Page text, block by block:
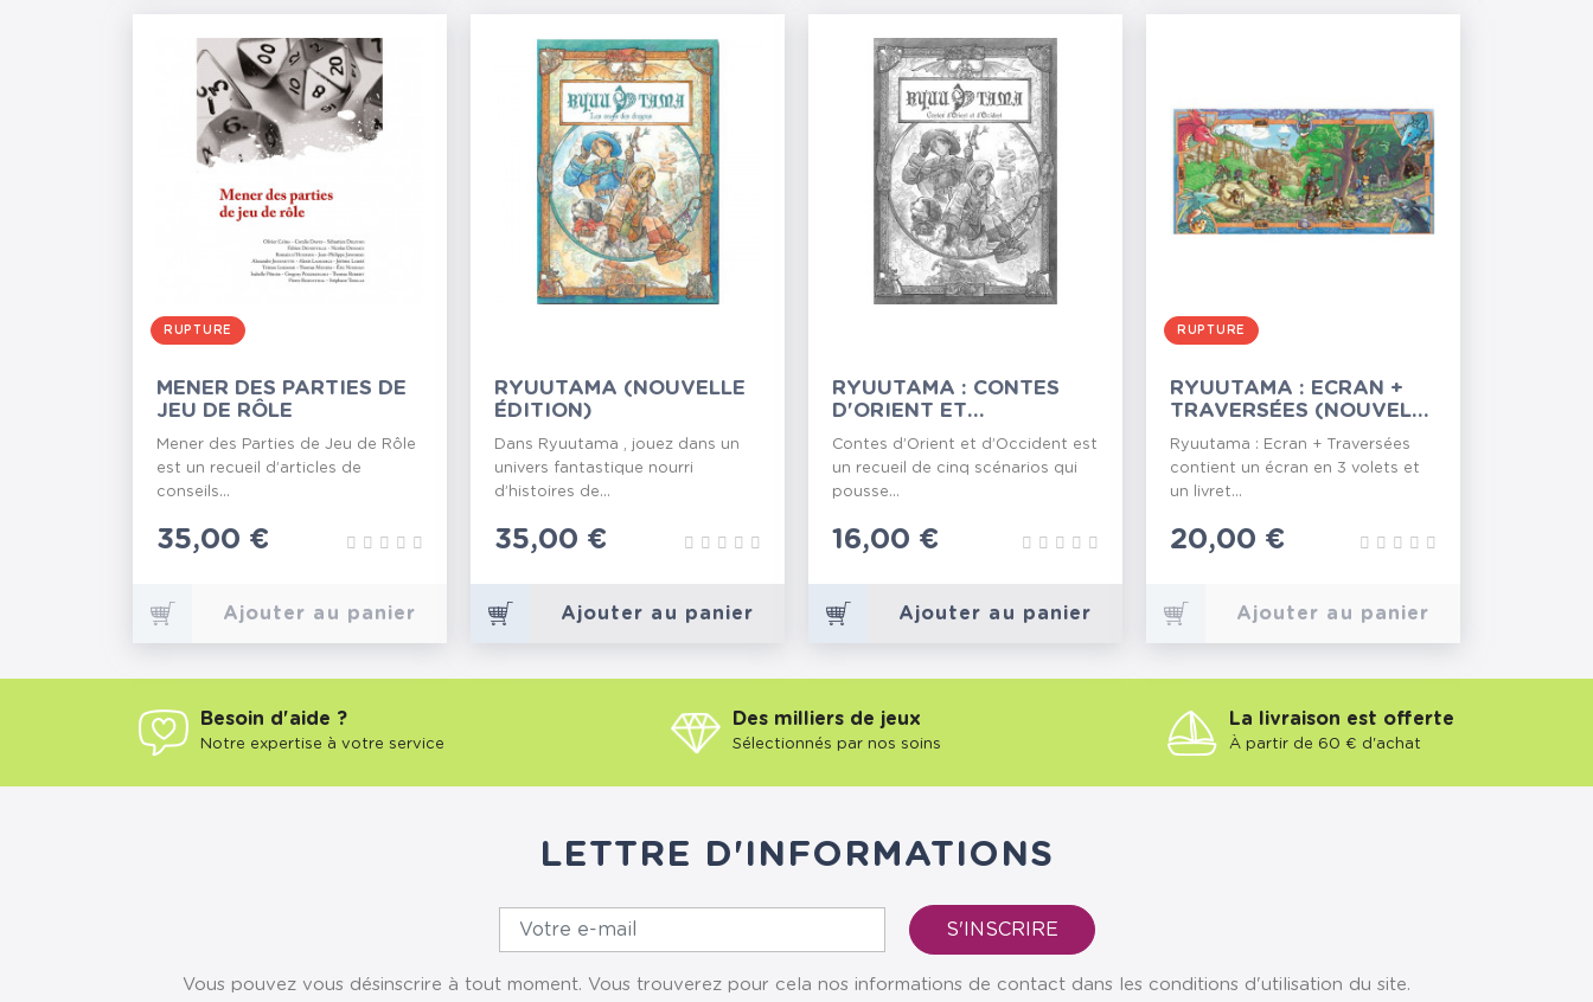
RUPTURE
MENER DES PARTIES DE
JEU DE RÔLE
Mener des Parties de Jeu de Rôle
est un recueil d’articles de
conseils...
Prix
35,00 €
Ajouter au panier
RYUUTAMA (NOUVELLE
ÉDITION)
Dans Ryuutama , jouez dans un
univers fantastique nourri
d’histoires de...
Prix
35,00 €
Ajouter au panier
RYUUTAMA : CONTES
D'ORIENT ET
D'OCCIDENT
Contes d’Orient et d’Occident est
un recueil de cinq scénarios qui
pousse...
Prix
16,00 €
Ajouter au panier
RUPTURE
RYUUTAMA : ECRAN +
TRAVERSÉES (NOUVELLE
Ryuutama : Ecran + Traversées
contient un écran en 3 volets et
un livret...
Prix
20,00 €
Ajouter au panier
Besoin d'aide ?
Notre expertise à votre service
Des milliers de jeux
Sélectionnés par nos soins
La livraison est offerte
À partir de 60 € d'achat
LETTRE D'INFORMATIONS
Vous pouvez vous désinscrire à tout moment. Vous trouverez pour cela nos informations de contact dans les conditions d'utilisation du site.